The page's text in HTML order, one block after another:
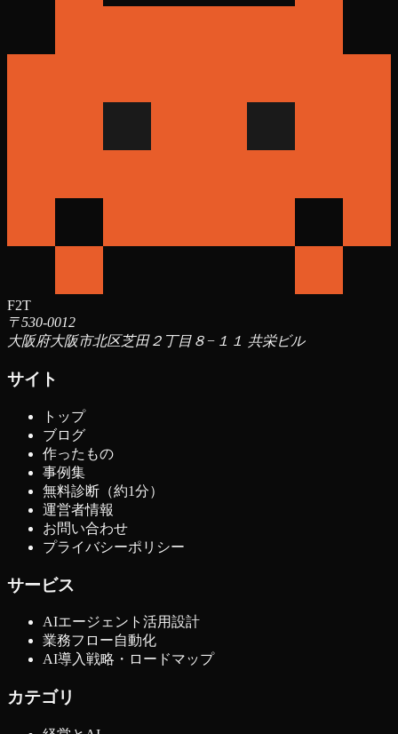
F2T
〒530-0012
大阪府大阪市北区芝田２丁目８−１１ 共栄ビル
サイト
トップ
ブログ
作ったもの
事例集
無料診断（約1分）
運営者情報
お問い合わせ
プライバシーポリシー
サービス
AIエージェント活用設計
業務フロー自動化
AI導入戦略・ロードマップ
カテゴリ